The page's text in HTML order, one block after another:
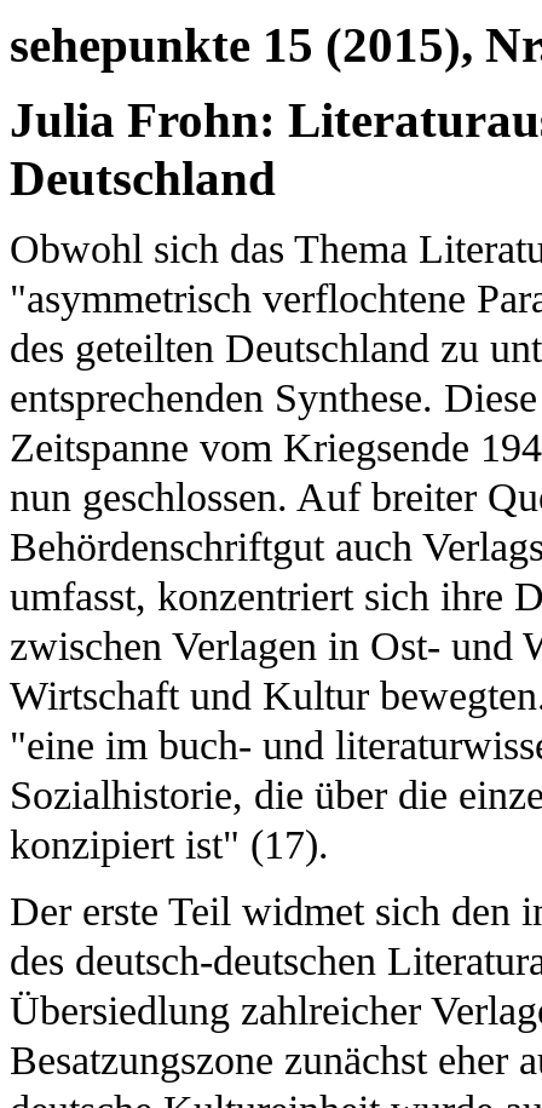
sehepunkte 15 (2015),
Julia Frohn:
Deutschland
Obwohl sich das Thema
"asymmetrisch verflochtene
des geteilten Deutschland zu
entsprechenden Synthese.
Zeitspanne vom Kriegsende
nun geschlossen. Auf breiter
Behördenschriftgut auch
umfasst, konzentriert sich ihre
zwischen Verlagen in Ost- und
Wirtschaft und Kultur
"eine im buch- und
Sozialhistorie, die über die
konzipiert ist" (17).
Der erste Teil widmet sich den
des deutsch-deutschen
Übersiedlung zahlreicher
Besatzungszone zunächst